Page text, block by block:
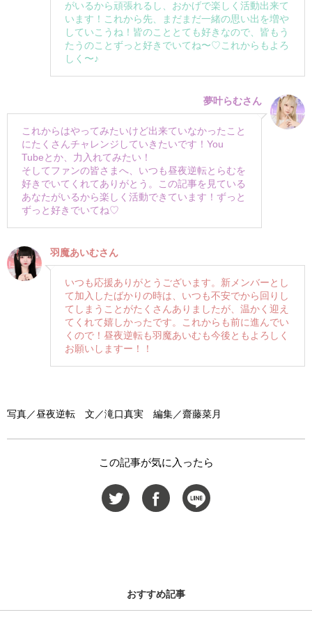
がいるから頑張れるし、おかげで楽しく活動出来て
います！これから先、まだまだ一緒の思い出を増や
していこうね！皆のこととても好きなので、皆もう
たうのことずっと好きでいてね〜♡これからもよろ
しく〜♪
夢叶らむさん
これからはやってみたいけど出来ていなかったこと
にたくさんチャレンジしていきたいです！You
Tubeとか、力入れてみたい！
そしてファンの皆さまへ、いつも昼夜逆転とらむを
好きでいてくれてありがとう。この記事を見ている
あなたがいるから楽しく活動できています！ずっと
ずっと好きでいてね♡
羽魔あいむさん
いつも応援ありがとうございます。新メンバーとし
て加入したばかりの時は、いつも不安でから回りし
てしまうことがたくさんありましたが、温かく迎え
てくれて嬉しかったです。これからも前に進んでい
くので！昼夜逆転も羽魔あいむも今後ともよろしく
お願いしますー！！
写真／昼夜逆転 文／滝口真実 編集／齋藤菜月
この記事が気に入ったら
おすすめ記事